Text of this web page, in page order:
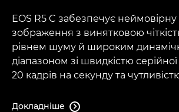
EOS R5 C забезпечує неймовірну
зображення з винятковою
рівнем шуму й широким
діапазоном зі швидкістю
20 кадрів на секунду та
Докладніше 